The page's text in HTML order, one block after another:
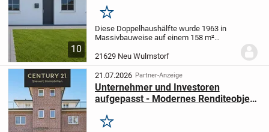
10
Merken
Diese Doppelhaushälfte wurde 1963 in
Massivbauweise auf einem 158 m²
in 1993 entkernt und saniert. Zwischen
2018 und 2024 fanden weitere diverse
Modernisierungsma...
21629 Neu Wulmstorf
21.07.2026 Partner-Anzeige
Unternehmer und Investoren
aufgepasst - Modernes Renditeobjekt
Merken